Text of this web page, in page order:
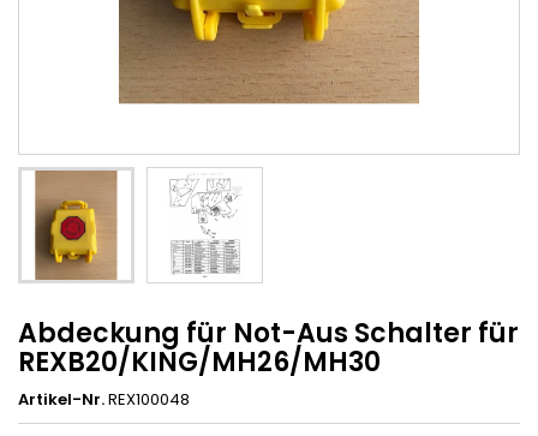
Abdeckung für Not-Aus Schalter für
REXB20/KING/MH26/MH30
Artikel-Nr.REX100048